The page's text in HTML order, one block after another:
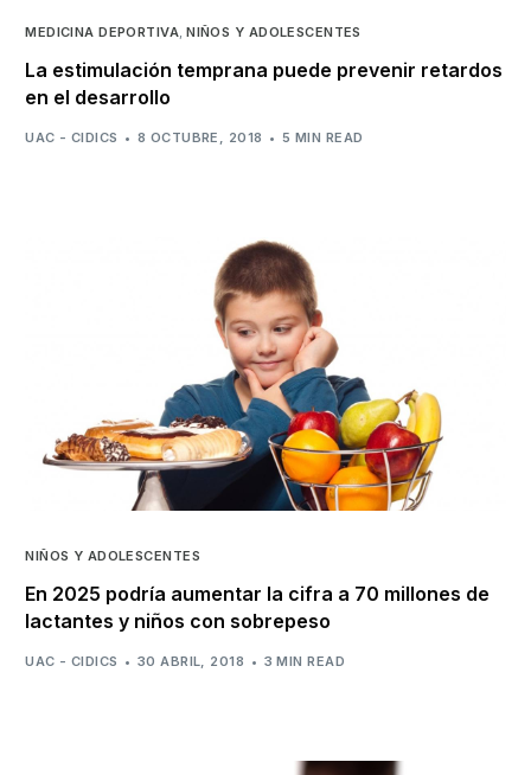
MEDICINA DEPORTIVA,NIÑOS Y ADOLESCENTES
La estimulación temprana puede prevenir retardos
en el desarrollo
UAC - CIDICS 8 OCTUBRE, 2018 5 MIN READ
NIÑOS Y ADOLESCENTES
En 2025 podría aumentar la cifra a 70 millones de
lactantes y niños con sobrepeso
UAC - CIDICS 30 ABRIL, 2018 3 MIN READ